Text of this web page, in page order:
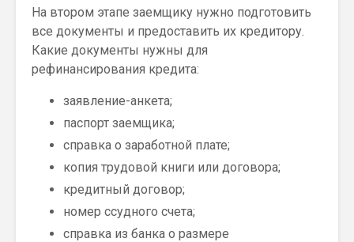
На втором этапе заемщику нужно подготовить
все документы и предоставить их кредитору.
Какие документы нужны для
рефинансирования кредита:
заявление-анкета;
паспорт заемщика;
справка о заработной плате;
копия трудовой книги или договора;
кредитный договор;
номер ссудного счета;
справка из банка о размере